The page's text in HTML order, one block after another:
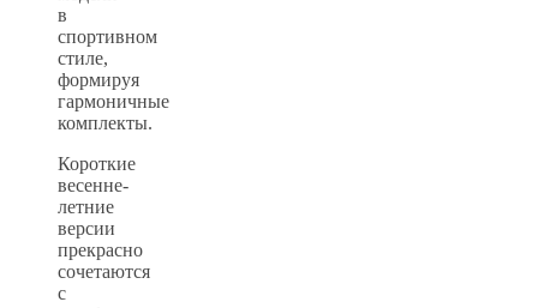
в
спортивном
стиле,
формируя
гармоничные
комплекты.
Короткие
весенне-
летние
версии
прекрасно
сочетаются
с